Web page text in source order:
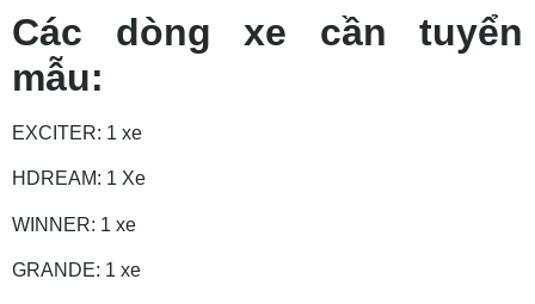
Các dòng xe cần tuyển
mẫu:
EXCITER: 1 xe
HDREAM: 1 Xe
WINNER: 1 xe
GRANDE: 1 xe